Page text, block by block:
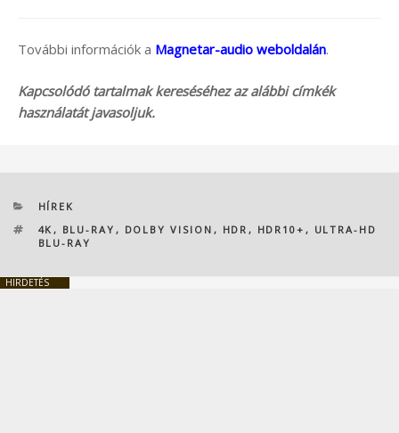
További információk a Magnetar-audio weboldalán.
Kapcsolódó tartalmak kereséséhez az alábbi címkék
használatát javasoljuk.
KATEGÓRIÁK
HÍREK
CÍMKÉK
4K , BLU-RAY , DOLBY VISION , HDR , HDR10+ , ULTRA-HD
BLU-RAY
HIRDETÉS